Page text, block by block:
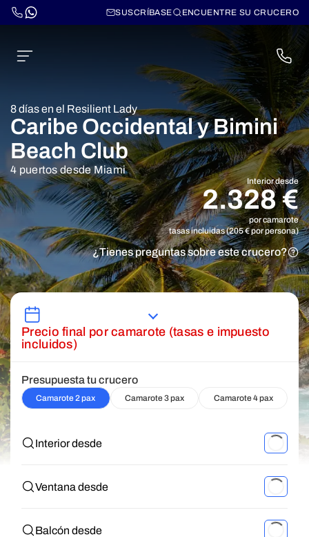
SUSCRÍBASE ENCUENTRE SU CRUCERO
8 días en el Resilient Lady
Caribe Occidental y Bimini
Beach Club
4 puertos desde Miami
Interior desde
2.328 €
por camarote
tasas incluidas (205 € por persona)
¿Tienes preguntas sobre este crucero?
Precio final por camarote (tasas e impuesto
incluidos)
Presupuesta tu crucero
Camarote 2 pax Camarote 3 pax Camarote 4 pax
Interior desde
Ventana desde
Balcón desde